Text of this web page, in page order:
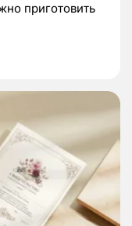
приготовить